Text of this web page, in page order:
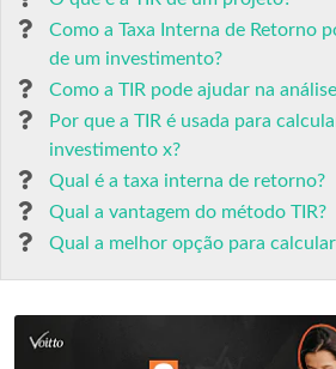
Como a Taxa Interna de Retorno
de um investimento?
Como a TIR pode ajudar na
Por que a TIR é usada para
investimento x?
Qual é a taxa interna de retorno?
Qual a vantagem do método TIR?
Qual a melhor opção para calcular